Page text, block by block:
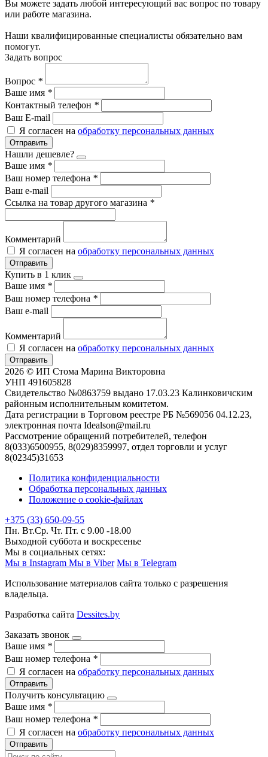
Вы можете задать любой интересующий вас вопрос по товару
или работе магазина.
Наши квалифицированные специалисты обязательно вам
помогут.
Задать вопрос
Вопрос *
Ваше имя *
Контактный телефон *
Ваш E-mail
Я согласен на обработку персональных данных
Отправить
Нашли дешевле?
Ваше имя *
Ваш номер телефона *
Ваш e-mail
Ссылка на товар другого магазина *
Комментарий
Я согласен на обработку персональных данных
Отправить
Купить в 1 клик
Ваше имя *
Ваш номер телефона *
Ваш e-mail
Комментарий
Я согласен на обработку персональных данных
Отправить
2026 © ИП Стома Марина Викторовна
УНП 491605828
Свидетельство №0863759 выдано 17.03.23 Калинковичским
районным исполнительным комитетом.
Дата регистрации в Торговом реестре РБ №569056 04.12.23,
электронная почта Idealson@mail.ru
Рассмотрение обращений потребителей, телефон
8(033)6500955, 8(029)8359997, отдел торговли и услуг
8(02345)31653
Политика конфиденциальности
Обработка персональных данных
Положение о cookie-файлах
+375 (33) 650-09-55
Пн. Вт.Ср. Чт. Пт. с 9.00 -18.00
Выходной суббота и воскресенье
Мы в социальных сетях:
Мы в Instagram Мы в Viber Мы в Telegram
Использование материалов сайта только с разрешения
владельца.
Разработка сайта Dessites.by
Заказать звонок
Ваше имя *
Ваш номер телефона *
Я согласен на обработку персональных данных
Отправить
Получить консультацию
Ваше имя *
Ваш номер телефона *
Я согласен на обработку персональных данных
Отправить